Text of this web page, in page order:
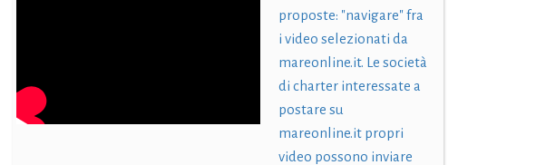
proposte: "navigare" fra
i video selezionati da
mareonline.it. Le società
di charter interessate a
postare su
mareonline.it propri
video possono inviare